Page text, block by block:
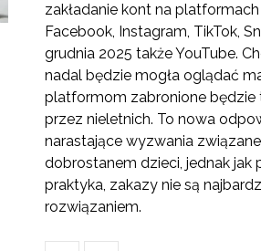
zakładanie kont na
Facebook, Instagram, TikTok,
grudnia 2025 także YouTube.
nadal będzie mogła oglądać
platformom zabronione będzie
przez nieletnich. To nowa
narastające wyzwania
dobrostanem dzieci, jednak jak
praktyka, zakazy nie są
rozwiązaniem.